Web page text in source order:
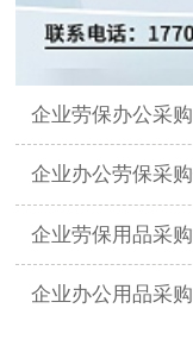
企业劳保办公采
企业办公劳保采
企业劳保用品采
企业办公用品采